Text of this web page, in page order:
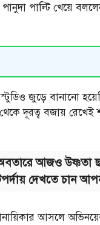
পানুদা পাল্টি খেয়ে
জুড়ে বানানো
দূরত্ব বজায় রেখেই
আজও
দেখতে চান
আসলে